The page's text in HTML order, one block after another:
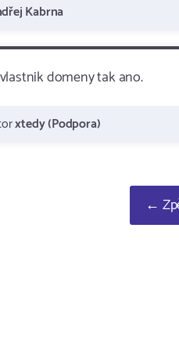
Kabrna
domeny tak ano.
xtedy (Podpora)
←